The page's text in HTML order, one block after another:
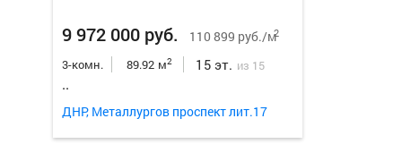
9 972 000 руб. 110 899 руб./м2
3-комн. 89.92 м2 15 эт. из 15
..
ДНР, Металлургов проспект лит.17